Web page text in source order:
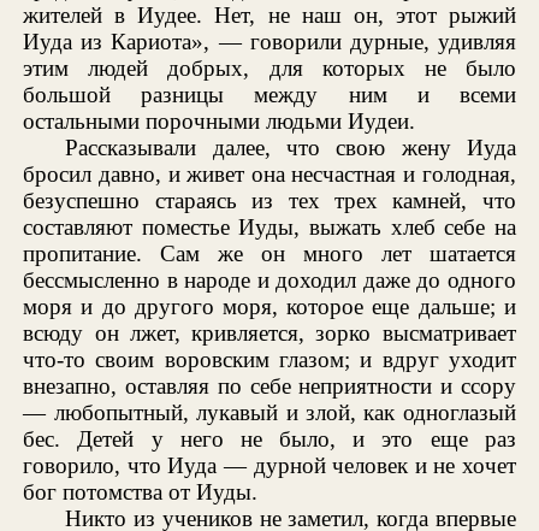
жителей в Иудее. Нет, не наш он, этот рыжий
Иуда из Кариота», — говорили дурные, удивляя
этим людей добрых, для которых не было
большой разницы между ним и всеми
остальными порочными людьми Иудеи.
Рассказывали далее, что свою жену Иуда
бросил давно, и живет она несчастная и голодная,
безуспешно стараясь из тех трех камней, что
составляют поместье Иуды, выжать хлеб себе на
пропитание. Сам же он много лет шатается
бессмысленно в народе и доходил даже до одного
моря и до другого моря, которое еще дальше; и
всюду он лжет, кривляется, зорко высматривает
что-то своим воровским глазом; и вдруг уходит
внезапно, оставляя по себе неприятности и ссору
— любопытный, лукавый и злой, как одноглазый
бес. Детей у него не было, и это еще раз
говорило, что Иуда — дурной человек и не хочет
бог потомства от Иуды.
Никто из учеников не заметил, когда впервые